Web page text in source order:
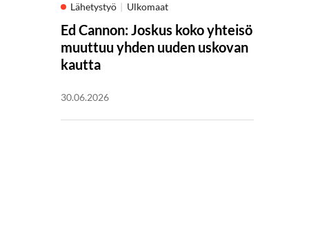
Lähetystyö Ulkomaat
Ed Cannon: Joskus koko yhteisö
muuttuu yhden uuden uskovan
kautta
30.06.2026